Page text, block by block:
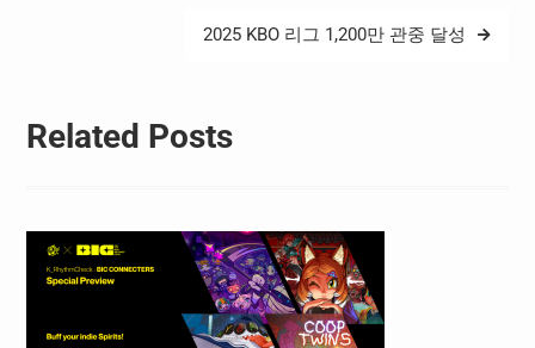
2025 KBO 리그 1,200만 관중 달성
Related Posts